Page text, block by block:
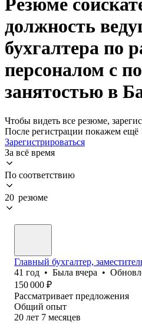
Резюме
должность
бухгалтера по
персоналом с
занятостью в
Чтобы видеть все резюме,
После регистрации покажем ещё
Зарегистрироваться
За всё время
По соответствию
20 резюме
Главный бухгалтер,
41 год • Была вчера •
150 000 ₽
Рассматривает предложения
Общий опыт
20 лет 7 месяцев